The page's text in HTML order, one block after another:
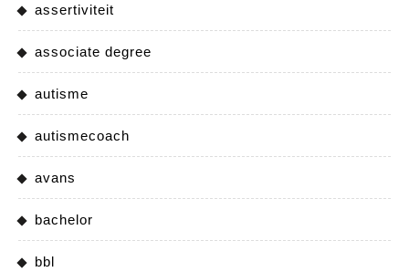
assertiviteit
associate degree
autisme
autismecoach
avans
bachelor
bbl